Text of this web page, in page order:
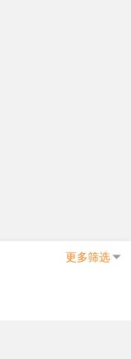
更多筛选